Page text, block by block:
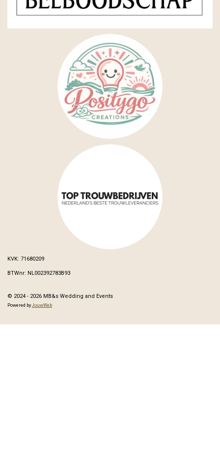
KVK: 71680209
BTWnr: NL002392783B93
© 2024 - 2026 MB&s Wedding and Events
Powered by JouwWeb